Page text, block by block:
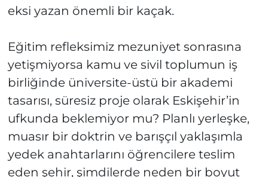
eksi yazan önemli bir kaçak.
Eğitim refleksimiz mezuniyet sonrasına
yetişmiyorsa kamu ve sivil toplumun iş
birliğinde üniversite-üstü bir akademi
tasarısı, süresiz proje olarak Eskişehir’in
ufkunda beklemiyor mu? Planlı yerleşke,
muasır bir doktrin ve barışçıl yaklaşımla
yedek anahtarlarını öğrencilere teslim
eden şehir, şimdilerde neden bir boyut